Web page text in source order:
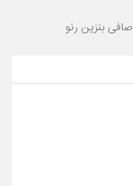
صافی بنزین رنو